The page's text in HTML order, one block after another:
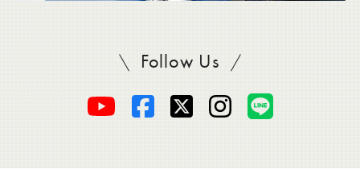
Follow UsSADAをフォロー
オ
オ
オ
オ